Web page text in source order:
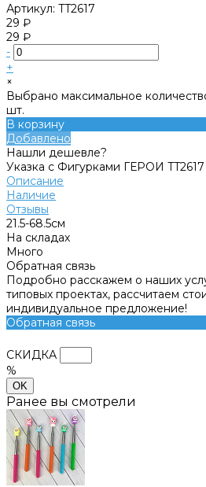
Артикул: TT2617
29 ₽
29 ₽
-
+
×
Выбрано максимальное
шт.
В корзину
Добавлено
Нашли дешевле?
Указка с Фигурками ГЕРОИ TT2617
Описание
Наличие
Отзывы
21.5-68.5см
На складах
Много
Обратная связь
Подробно расскажем о наших
типовых проектах, рассчитаем
индивидуальное предложение!
Обратная связь
СКИДКА
%
OK
Ранее вы смотрели